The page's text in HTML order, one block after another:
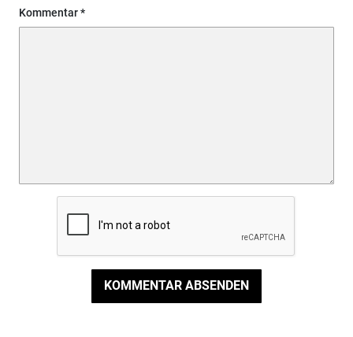
Kommentar
KOMMENTAR ABSENDEN